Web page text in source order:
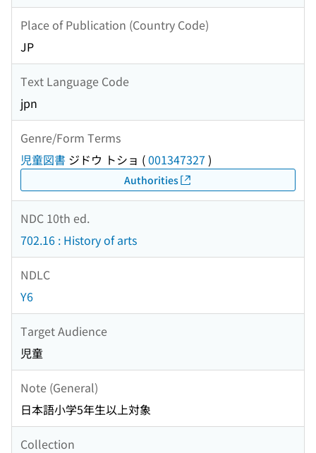
Place of Publication (Country Code)
JP
Text Language Code
jpn
Genre/Form Terms
児童図書 ジドウ トショ (001347327 )
Authorities
NDC 10th ed.
702.16 : History of arts
NDLC
Y6
Target Audience
児童
Note (General)
日本語小学5年生以上対象
Collection